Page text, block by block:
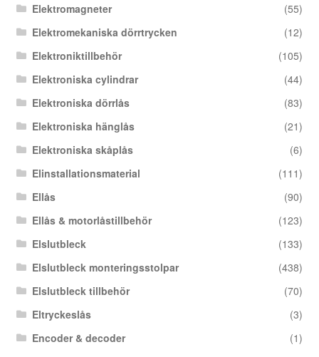
Elektromagneter
(55)
Elektromekaniska dörrtrycken
(12)
Elektroniktillbehör
(105)
Elektroniska cylindrar
(44)
Elektroniska dörrlås
(83)
Elektroniska hänglås
(21)
Elektroniska skåplås
(6)
Elinstallationsmaterial
(111)
Ellås
(90)
Ellås & motorlåstillbehör
(123)
Elslutbleck
(133)
Elslutbleck monteringsstolpar
(438)
Elslutbleck tillbehör
(70)
Eltryckeslås
(3)
Encoder & decoder
(1)